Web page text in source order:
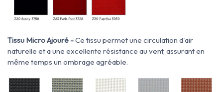
Tissu Micro Ajouré -Ce tissu permet une circulation d'air
naturelle et a une excellente résistance au vent, assurant en
même temps un ombrage agréable.